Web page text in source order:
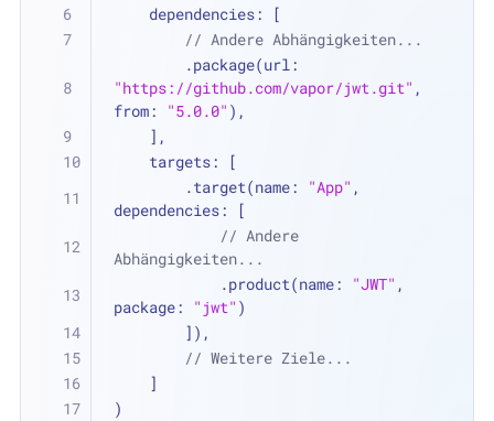
    dependencies: [
// Andere Abhängigkeiten...
"https://github.com/vapor/jwt.git" ,
from: "5.0.0" ),
    ],
    targets: [
        .target(name:
"App" ,
dependencies: [
// Andere
Abhängigkeiten...
            .product(name:
"JWT" ,
package: "jwt" )
        ]),
// Weitere Ziele...
    ]
)